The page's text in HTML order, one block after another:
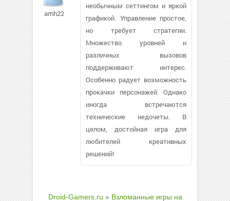
amh22
необычным сеттингом и яркой
графикой. Управление простое,
но требует стратегии.
Множество уровней и
различных вызовов
поддерживают интерес.
Особенно радует возможность
прокачки персонажей. Однако
иногда встречаются
технические недочеты. В
целом, достойная игра для
любителей креативных
решений!
Droid-Gamers.ru » Взломанные игры на